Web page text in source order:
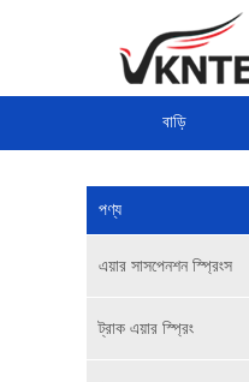
বাড়ি
পণ্য
এয়ার সাসপেনশন স্প্রিংস
ট্রাক এয়ার স্প্রিং